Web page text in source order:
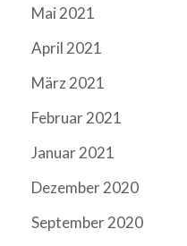
Mai 2021
April 2021
März 2021
Februar 2021
Januar 2021
Dezember 2020
September 2020